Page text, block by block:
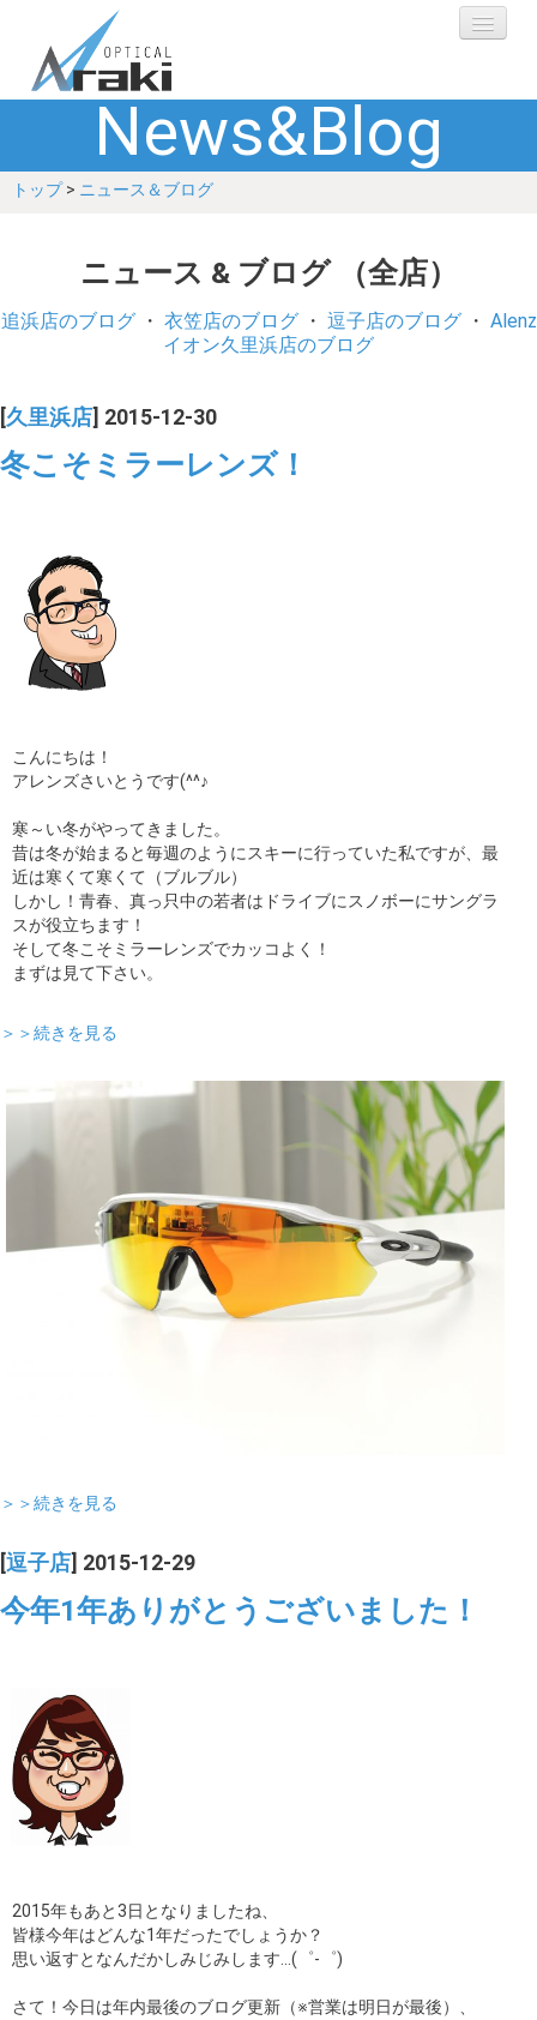
選ばれる理由
ブランド
補聴器
ギャラリー
コラム
ブログ
採用
News&Blog
トップ> ニュース＆ブログ
ニュース & ブログ （全店）
追浜店のブログ・ 衣笠店のブログ・ 逗子店のブログ・ Alenz
イオン久里浜店のブログ
久里浜店 ] 2015-12-30
冬こそミラーレンズ！
こんにちは！
アレンズさいとうです(^^♪
寒～い冬がやってきました。
昔は冬が始まると毎週のようにスキーに行っていた私ですが、最
近は寒くて寒くて（ブルブル）
しかし！青春、真っ只中の若者はドライブにスノボーにサングラ
スが役立ちます！
そして冬こそミラーレンズでカッコよく！
まずは見て下さい。
＞＞続きを見る
＞＞続きを見る
逗子店 ] 2015-12-29
今年1年ありがとうございました！
2015年もあと3日となりましたね、
皆様今年はどんな1年だったでしょうか？
思い返すとなんだかしみじみします…(゜-゜)
さて！今日は年内最後のブログ更新（※営業は明日が最後）、